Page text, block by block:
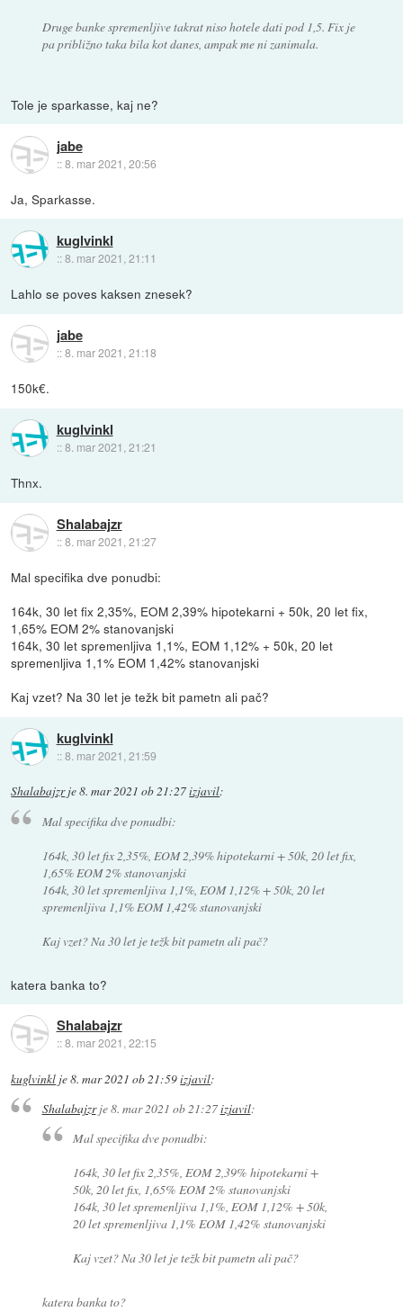
Druge banke spremenljive takrat niso hotele dati pod 1,5. Fix je
pa približno taka bila kot danes, ampak me ni zanimala.
Tole je sparkasse, kaj ne?
jabe
::8. mar 2021, 20:56
Ja, Sparkasse.
kuglvinkl
::8. mar 2021, 21:11
Lahlo se poves kaksen znesek?
jabe
::8. mar 2021, 21:18
150k€.
kuglvinkl
::8. mar 2021, 21:21
Thnx.
Shalabajzr
::8. mar 2021, 21:27
Mal specifika dve ponudbi:
164k, 30 let fix 2,35%, EOM 2,39% hipotekarni + 50k, 20 let fix,
1,65% EOM 2% stanovanjski
164k, 30 let spremenljiva 1,1%, EOM 1,12% + 50k, 20 let
spremenljiva 1,1% EOM 1,42% stanovanjski
Kaj vzet? Na 30 let je težk bit pametn ali pač?
kuglvinkl
::8. mar 2021, 21:59
Shalabajzrje8. mar 2021 ob 21:27izjavil:
Mal specifika dve ponudbi:
164k, 30 let fix 2,35%, EOM 2,39% hipotekarni + 50k, 20 let fix,
1,65% EOM 2% stanovanjski
164k, 30 let spremenljiva 1,1%, EOM 1,12% + 50k, 20 let
spremenljiva 1,1% EOM 1,42% stanovanjski
Kaj vzet? Na 30 let je težk bit pametn ali pač?
katera banka to?
Shalabajzr
::8. mar 2021, 22:15
kuglvinkl je8. mar 2021 ob 21:59izjavil:
Shalabajzrje8. mar 2021 ob 21:27izjavil:
Mal specifika dve ponudbi:
164k, 30 let fix 2,35%, EOM 2,39% hipotekarni +
50k, 20 let fix, 1,65% EOM 2% stanovanjski
164k, 30 let spremenljiva 1,1%, EOM 1,12% + 50k,
20 let spremenljiva 1,1% EOM 1,42% stanovanjski
Kaj vzet? Na 30 let je težk bit pametn ali pač?
katera banka to?